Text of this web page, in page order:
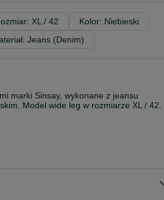
XL / 42
Kolor: Niebieski
Jeans (Denim)
marki Sinsay, wykonane z jeansu
Model wide leg w rozmiarze XL / 42.